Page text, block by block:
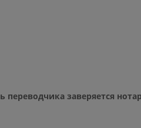
заверяется